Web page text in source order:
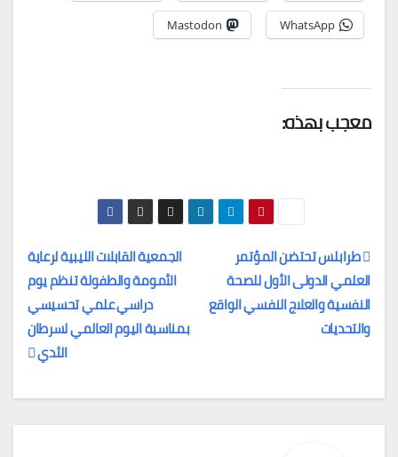
WhatsApp
Mastodon
معجب بهذه:
تصفّح
المقالات
الجمعية القابلات الليبية لرعاية
الأمومة والطفولة تنظم يوم
دراسي علمي تحسيسي
بمناسبة اليوم العالمي لسرطان
الثدي
طرابلس تحتضن المؤتمر
العلمي الدولى الأول للصحة
النفسية والعلاج النفسي الواقع
والتحديات